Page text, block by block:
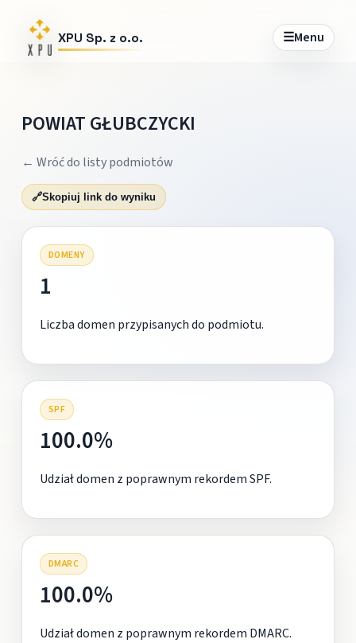
XPU Sp. z o.o. ☰Menu
POWIAT GŁUBCZYCKI
← Wróć do listy podmiotów
🔗Skopiuj link do wyniku
DOMENY
1
Liczba domen przypisanych do podmiotu.
SPF
100.0%
Udział domen z poprawnym rekordem SPF.
DMARC
100.0%
Udział domen z poprawnym rekordem DMARC.